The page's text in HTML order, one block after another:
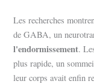
Les recherches
de GABA, un
l'endormissement.
plus rapide, un
leur corps avait enfin